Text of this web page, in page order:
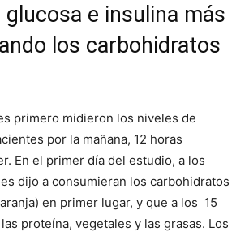
glucosa e insulina más
los carbohidratos
primero midieron los niveles de
por la mañana, 12 horas
En el primer día del estudio, a los
dijo a consumieran los carbohidratos
en primer lugar, y que a los 15
proteína, vegetales y las grasas. Los